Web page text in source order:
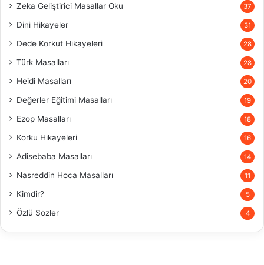
Zeka Geliştirici Masallar Oku 37
Dini Hikayeler 31
Dede Korkut Hikayeleri 28
Türk Masalları 28
Heidi Masalları 20
Değerler Eğitimi Masalları 19
Ezop Masalları 18
Korku Hikayeleri 16
Adisebaba Masalları 14
Nasreddin Hoca Masalları 11
Kimdir? 5
Özlü Sözler 4